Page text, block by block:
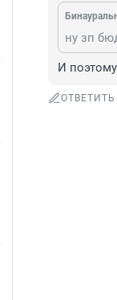
И
ОТВЕТИТЬ